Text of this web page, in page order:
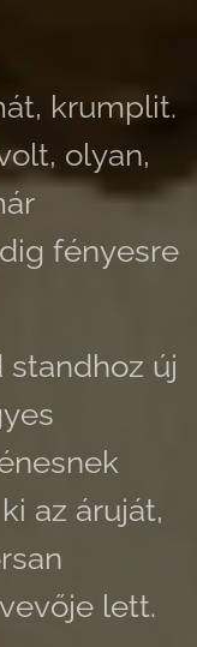
krumplit.
olyan,
fényesre
standhoz új
az áruját,
lett.